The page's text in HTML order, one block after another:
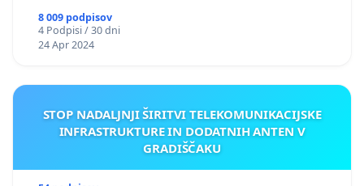
8 009 podpisov
4 Podpisi / 30 dni
24 Apr 2024
STOP NADALJNJI ŠIRITVI TELEKOMUNIKACIJSKE
INFRASTRUKTURE IN DODATNIH ANTEN V
GRADIŠČAKU